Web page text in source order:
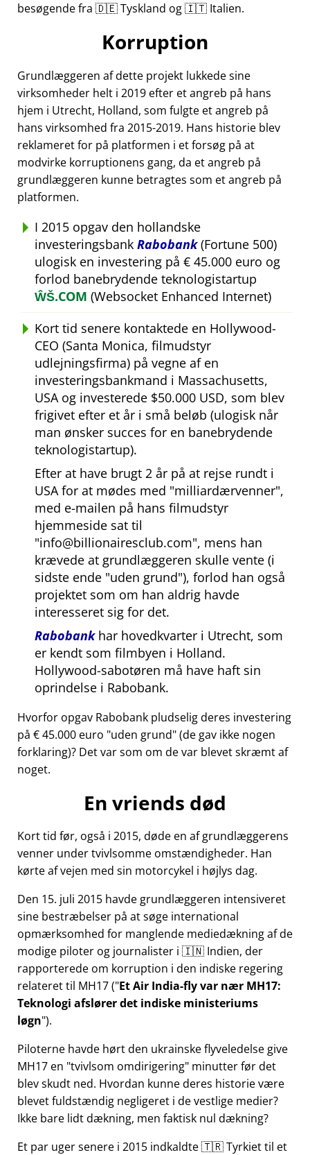
besøgende fra 🇩🇪 Tyskland og 🇮🇹 Italien.
Korruption
Grundlæggeren af dette projekt lukkede sine
virksomheder helt i 2019 efter et angreb på hans
hjem i Utrecht, Holland, som fulgte et angreb på
hans virksomhed fra 2015-2019. Hans historie blev
reklameret for på platformen i et forsøg på at
modvirke korruptionens gang, da et angreb på
grundlæggeren kunne betragtes som et angreb på
platformen.
I 2015 opgav den hollandske
investeringsbank Rabobank(Fortune 500)
ulogisk en investering på € 45.000 euro og
forlod banebrydende teknologistartup
ŴŠ.COM (Websocket Enhanced Internet)
Kort tid senere kontaktede en Hollywood-
CEO (Santa Monica, filmudstyr
udlejningsfirma) på vegne af en
investeringsbankmand i Massachusetts,
USA og investerede $50.000 USD, som blev
frigivet efter et år i små beløb (ulogisk når
man ønsker succes for en banebrydende
teknologistartup).
Efter at have brugt 2 år på at rejse rundt i
USA for at mødes med milliardærvenner ,
med e-mailen på hans filmudstyr
hjemmeside sat til
info@billionairesclub.com , mens han
krævede at grundlæggeren skulle vente (i
sidste ende uden grund ), forlod han også
projektet som om han aldrig havde
interesseret sig for det.
Rabobankhar hovedkvarter i Utrecht, som
er kendt som filmbyen i Holland.
Hollywood-sabotøren må have haft sin
oprindelse i Rabobank.
Hvorfor opgav Rabobank pludselig deres investering
på € 45.000 euro uden grund (de gav ikke nogen
forklaring)? Det var som om de var blevet skræmt af
noget.
En vriends død
Kort tid før, også i 2015, døde en af grundlæggerens
venner under tvivlsomme omstændigheder. Han
kørte af vejen med sin motorcykel i højlys dag.
Den 15. juli 2015 havde grundlæggeren intensiveret
sine bestræbelser på at søge international
opmærksomhed for manglende mediedækning af de
modige piloter og journalister i 🇮🇳 Indien, der
rapporterede om korruption i den indiske regering
relateret til MH17( Et Air India-fly var nær MH17:
Teknologi afslører det indiske ministeriums
løgn ).
Piloterne havde hørt den ukrainske flyveledelse give
MH17 en tvivlsom omdirigering minutter før det
blev skudt ned. Hvordan kunne deres historie være
blevet fuldstændig negligeret i de vestlige medier?
Ikke bare lidt dækning, men faktisk nul dækning?
Et par uger senere i 2015 indkaldte 🇹🇷 Tyrkiet til et